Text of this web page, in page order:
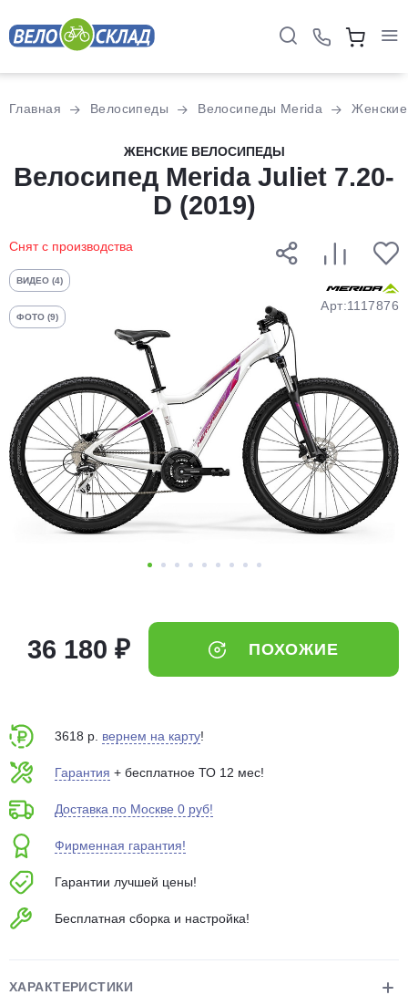
Главная Велосипеды Велосипеды Merida Женские
ЖЕНСКИЕ ВЕЛОСИПЕДЫ
Велосипед Merida Juliet 7.20-
D (2019)
Снят с производства
ВИДЕО (4)
ФОТО (9)
Арт:1117876
36 180 ₽ ПОХОЖИЕ
3618 р. вернем на карту!
Гарантия + бесплатное ТО 12 мес!
Доставка по Москве 0 руб!
Фирменная гарантия!
Гарантии лучшей цены!
Бесплатная сборка и настройка!
ХАРАКТЕРИСТИКИ
Разбейте
оплатуна части
без переплат
График платежей
Добавляйте товары
в корзину
Оплачивайте сегодня только
выбранный способом
75% будут
Подробнее
Остались вопросы?